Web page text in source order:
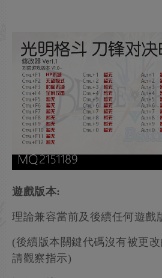
遊戲版本:
理論兼容當前及後續任何遊戲
(後續版本關鍵代碼沒有被更
請觀察指示)